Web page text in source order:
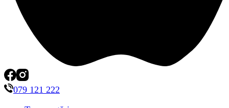
079 121 222